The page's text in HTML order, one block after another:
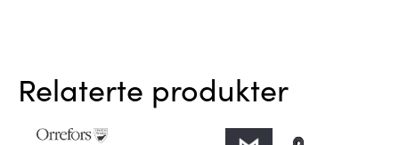
Relaterte produkter